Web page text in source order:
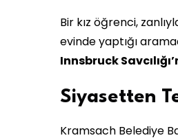
Bir kız öğrenci,
evinde yaptığı
Innsbruck
Siyasetten
Kramsach Belediye